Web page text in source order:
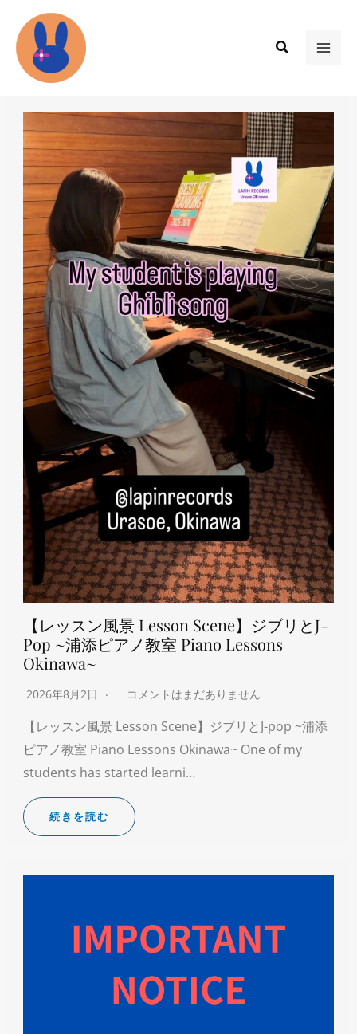
検
【レッスン風景 Lesson Scene】ジブリとJ-
Pop ~浦添ピアノ教室 Piano Lessons
Okinawa~
2026年8月2日 コメントはまだありません
【レッスン風景 Lesson Scene】ジブリとJ-pop ~浦添
ピアノ教室 Piano Lessons Okinawa~ One of my
students has started learni…
続きを読む